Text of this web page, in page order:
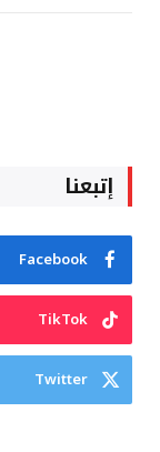
إتبعنا
Facebook
TikTok
Twitter